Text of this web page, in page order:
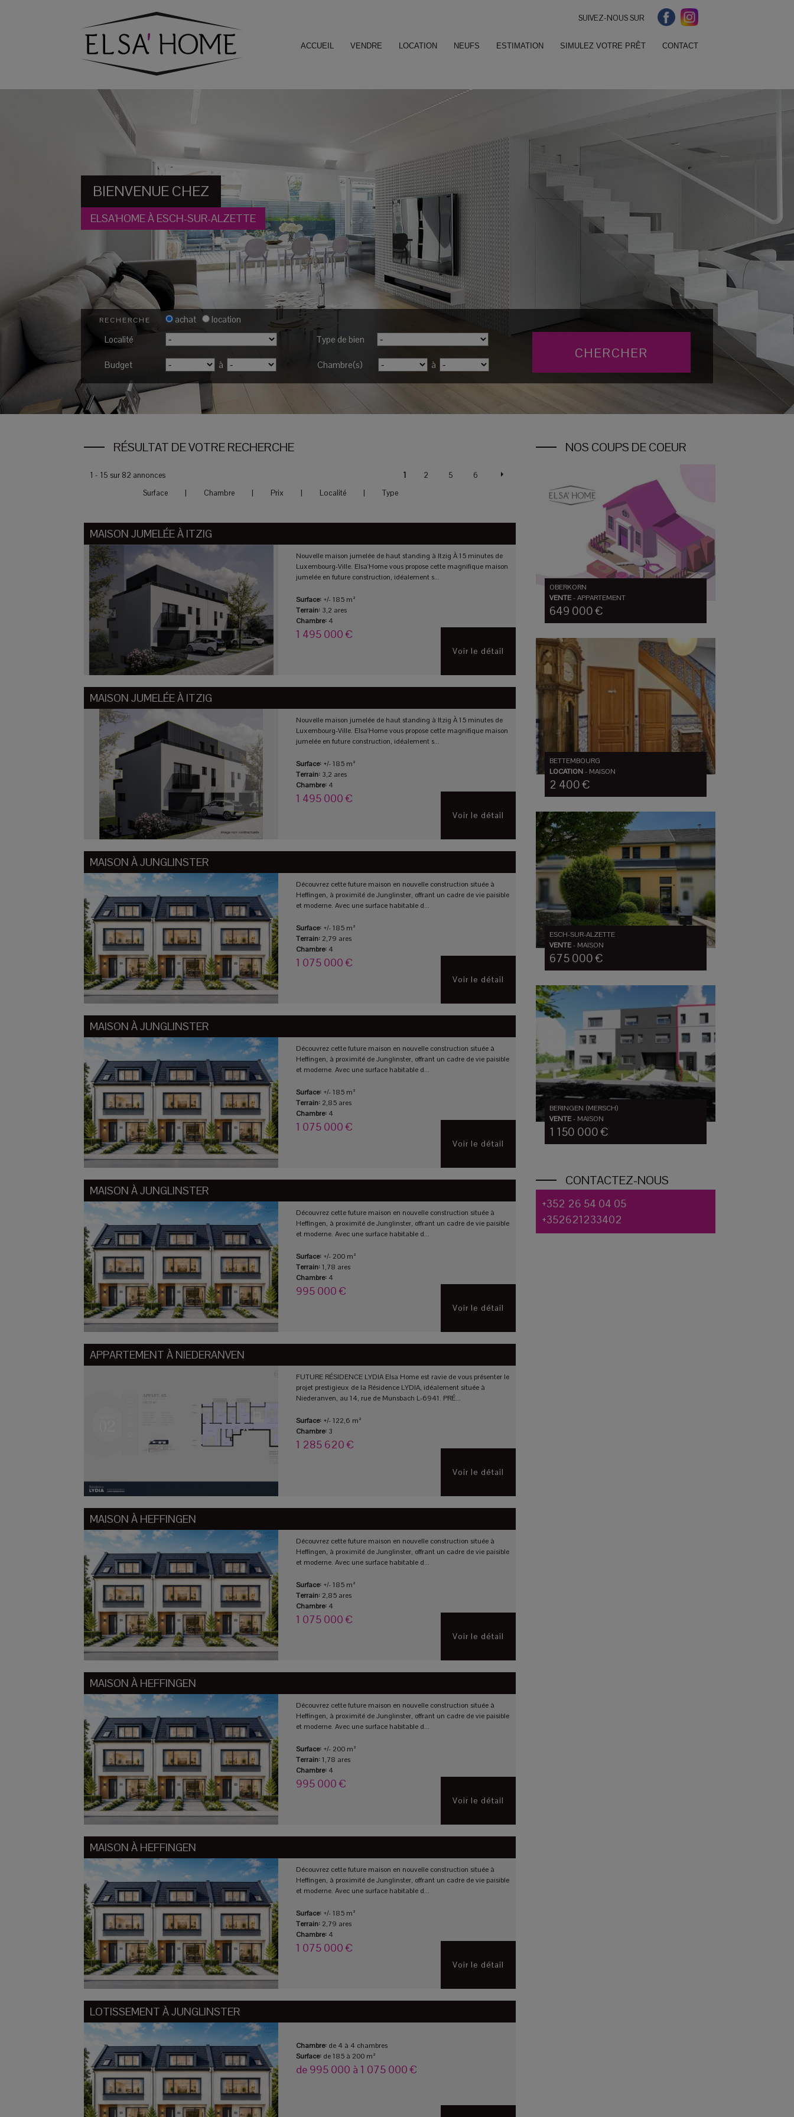
SUIVEZ-NOUS SUR
ACCUEIL VENDRE LOCATION NEUFS ESTIMATION SIMULEZ VOTRE PRÊT CONTACT
BIENVENUE CHEZ
ELSA'HOME À ESCH-SUR-ALZETTE
RECHERCHE achat
location
Localité
Type de bien
Budget à Chambre(s) à
RÉSULTAT DE VOTRE RECHERCHE
1 - 15 sur 82 annonces 1 2 5
6
Surface
| Chambre | Prix | Localité | Type
MAISON JUMELÉE À ITZIG
Nouvelle maison jumelée de haut standing à Itzig À 15 minutes de
Luxembourg-Ville. Elsa'Home vous propose cette magnifique maison
jumelée en future construction, idéalement s...
Surface: +/- 185 m²
Terrain: 3,2 ares
Chambre: 4
1 495 000 €
Voir le détail
MAISON JUMELÉE À ITZIG
Nouvelle maison jumelée de haut standing à Itzig À 15 minutes de
Luxembourg-Ville. Elsa'Home vous propose cette magnifique maison
jumelée en future construction, idéalement s...
Surface: +/- 185 m²
Terrain: 3,2 ares
Chambre: 4
1 495 000 €
Voir le détail
MAISON ÀJUNGLINSTER
Découvrez cette future maison en nouvelle construction située à
Heffingen, à proximité de Junglinster, offrant un cadre de vie paisible
et moderne. Avec une surface habitable d...
Surface: +/- 185 m²
Terrain: 2,79 ares
Chambre: 4
1 075 000 €
Voir le détail
MAISON ÀJUNGLINSTER
Découvrez cette future maison en nouvelle construction située à
Heffingen, à proximité de Junglinster, offrant un cadre de vie paisible
et moderne. Avec une surface habitable d...
Surface: +/- 185 m²
Terrain: 2,85 ares
Chambre: 4
1 075 000 €
Voir le détail
MAISON ÀJUNGLINSTER
Découvrez cette future maison en nouvelle construction située à
Heffingen, à proximité de Junglinster, offrant un cadre de vie paisible
et moderne. Avec une surface habitable d...
Surface: +/- 200 m²
Terrain:1,78 ares
Chambre: 4
995 000 €
Voir le détail
APPARTEMENT À NIEDERANVEN
FUTURE RÉSIDENCE LYDIA Elsa Home est ravie de vous présenter le
projet prestigieux de la Résidence LYDIA, idéalement située à
Niederanven, au 14, rue de Munsbach L-6941. PRÉ...
Surface: +/- 122,6 m²
Chambre: 3
1 285 620 €
Voir le détail
MAISON À HEFFINGEN
Découvrez cette future maison en nouvelle construction située à
Heffingen, à proximité de Junglinster, offrant un cadre de vie paisible
et moderne. Avec une surface habitable d...
Surface: +/- 185 m²
Terrain: 2,85 ares
Chambre: 4
1 075 000 €
Voir le détail
MAISON À HEFFINGEN
Découvrez cette future maison en nouvelle construction située à
Heffingen, à proximité de Junglinster, offrant un cadre de vie paisible
et moderne. Avec une surface habitable d...
Surface: +/- 200 m²
Terrain:1,78 ares
Chambre: 4
995 000 €
Voir le détail
MAISON À HEFFINGEN
Découvrez cette future maison en nouvelle construction située à
Heffingen, à proximité de Junglinster, offrant un cadre de vie paisible
et moderne. Avec une surface habitable d...
Surface: +/- 185 m²
Terrain: 2,79 ares
Chambre: 4
1 075 000 €
Voir le détail
LOTISSEMENT ÀJUNGLINSTER
Chambre: de 4 à 4 chambres
Surface: de 185 à 200 m²
de 995 000 à 1 075 000 €
NOS COUPS DE COEUR
OBERKORN
VENTE-APPARTEMENT
649 000 €
BETTEMBOURG
LOCATION- MAISON
2 400 €
ESCH-SUR-ALZETTE
VENTE- MAISON
675 000 €
BERINGEN (MERSCH)
VENTE- MAISON
1 150 000 €
CONTACTEZ-NOUS
+352 26 54 04 05
+352621233402